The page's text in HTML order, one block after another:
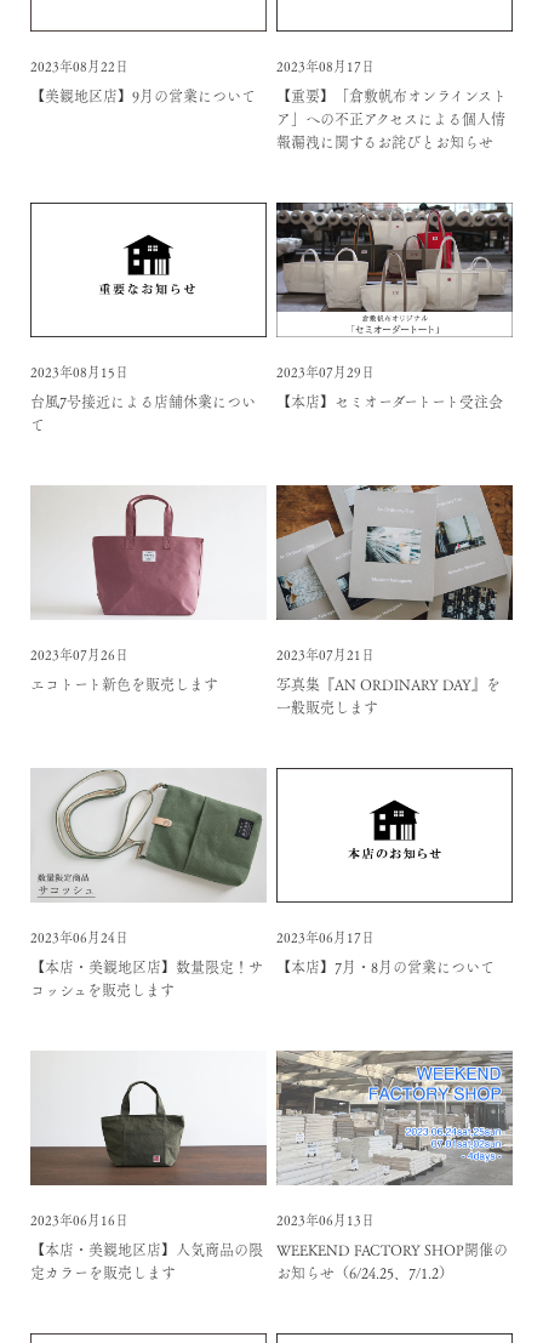
2023年08月22日
【美観地区店】9月の営業について
2023年08月17日
【重要】「倉敷帆布オンラインスト
ア」への不正アクセスによる個人情
報漏洩に関するお詫びとお知らせ
2023年08月15日
台風7号接近による店舗休業につい
て
2023年07月29日
【本店】セミオーダートート受注会
2023年07月26日
エコトート新色を販売します
2023年07月21日
写真集『AN ORDINARY DAY』を
一般販売します
2023年06月24日
【本店・美観地区店】数量限定！サ
コッシュを販売します
2023年06月17日
【本店】7月・8月の営業について
2023年06月16日
【本店・美観地区店】人気商品の限
定カラーを販売します
2023年06月13日
WEEKEND FACTORY SHOP開催の
お知らせ（6/24.25、7/1.2）